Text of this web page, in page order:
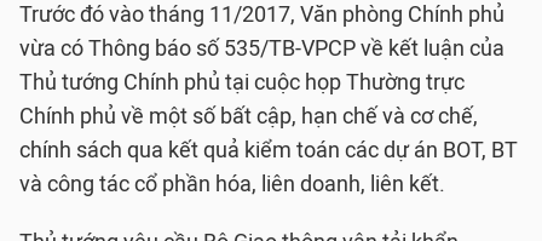
Trước đó vào tháng 11/2017, Văn phòng Chính phủ
vừa có Thông báo số 535/TB-VPCP về kết luận của
Thủ tướng Chính phủ tại cuộc họp Thường trực
Chính phủ về một số bất cập, hạn chế và cơ chế,
chính sách qua kết quả kiểm toán các dự án BOT, BT
và công tác cổ phần hóa, liên doanh, liên kết.